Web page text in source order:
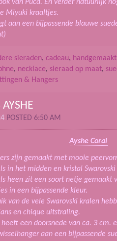
van Puca. En verder natuurlijk
Miyuki kraaltjes.
aan een bijpassende blauwe
sieraden, cadeau, handgemaakt
, necklace, sieraad op maat,
& Hangers
POSTED 6:50 AM
Ayshe Coral
zijn gemaakt met mooie
in het midden en kristal
heen zit een soort netje gemaakt
in een bijpassende kleur.
van de vele Swarovski kralen
en chique uitstraling.
een doorsnede van ca. 3 cm.
aan een bijpassende